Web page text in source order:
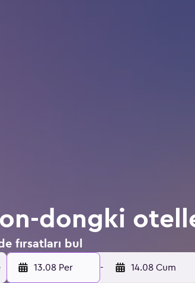
dongki
fırsatları bul
13.08 Per - 14.08 Cum